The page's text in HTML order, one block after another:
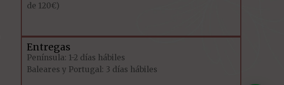
de 120€)
Entregas
Península: 1-2 días hábiles
Baleares y Portugal: 3 días hábiles